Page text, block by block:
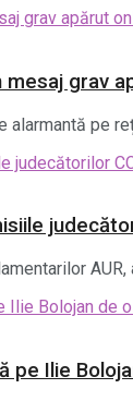
grav
alarmantă pe
pe Ilie